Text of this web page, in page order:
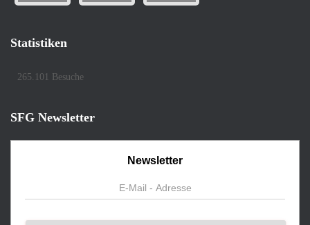
Statistiken
265.101 Besuche
SFG Newsletter
Newsletter